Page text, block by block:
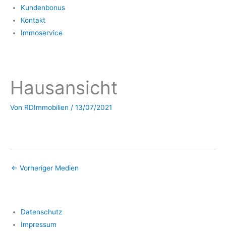
Kundenbonus
Kontakt
Immoservice
Hausansicht
Von RDImmobilien / 13/07/2021
← Vorheriger Medien
Datenschutz
Impressum